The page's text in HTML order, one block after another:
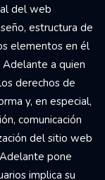
de Alajuela,
reservados Los